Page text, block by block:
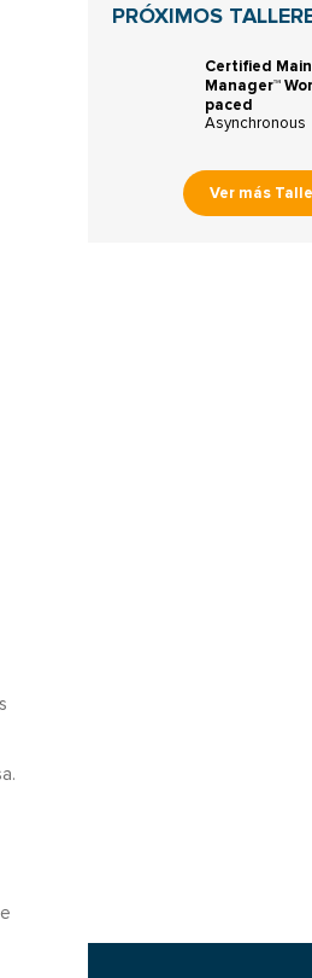
PRÓXIMOS
Certified
Manager™
paced
Asynchronous
Ver más